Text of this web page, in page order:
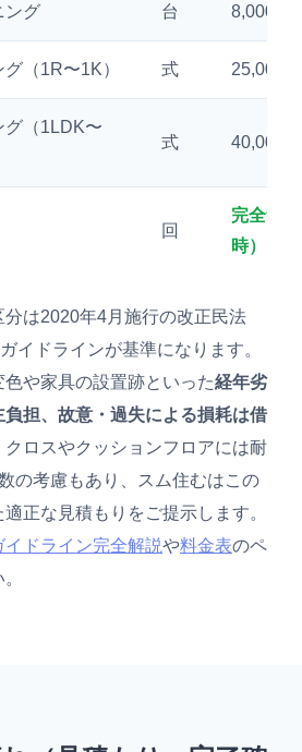
ング 台 8,000円
（1R〜1K） 式 25,000
グ（1LDK〜
式 40,000
回
完全無
時）
は2020年4月施行の改正民法
イドラインが基準になります。
や家具の設置跡といった経年劣
担、故意・過失による損耗は借
クロスやクッションフロアには耐
の考慮もあり、スム住むはこの
正な見積もりをご提示します。
イドライン完全解説や料金表のペ